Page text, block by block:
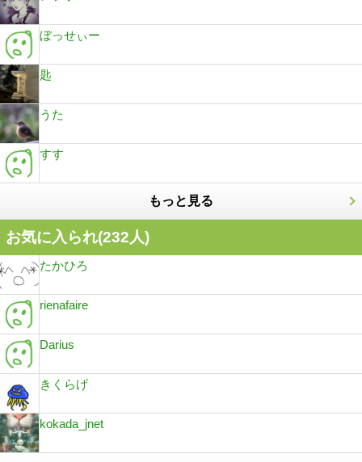
ぼっせぃー
匙
うた
すす
もっと見る
お気に入られ(232人)
たかひろ
rienafaire
Darius
きくらげ
kokada_jnet